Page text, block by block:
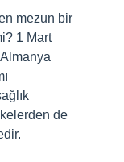
mezun bir
1 Mart
de